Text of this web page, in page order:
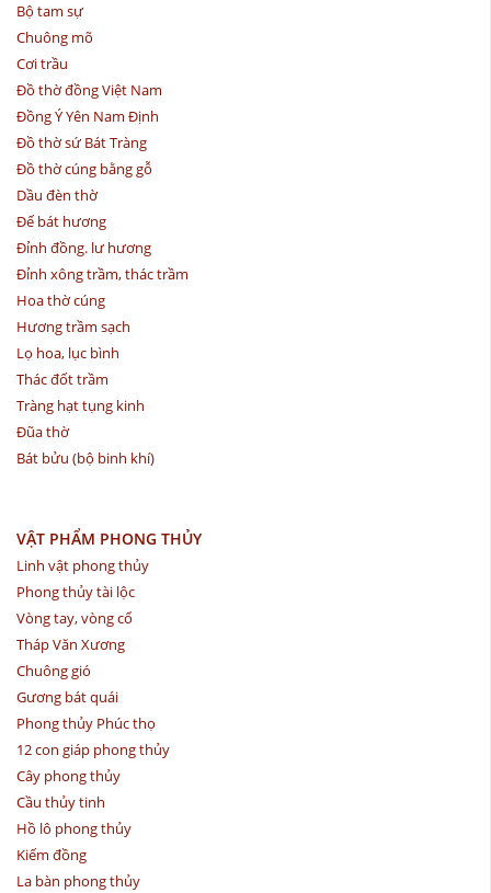
Bộ tam sự
Chuông mõ
Cơi trầu
Đồ thờ đồng Việt Nam
Đồng Ý Yên Nam Định
Đồ thờ sứ Bát Tràng
Đồ thờ cúng bằng gỗ
Dầu đèn thờ
Đế bát hương
Đỉnh đồng. lư hương
Đỉnh xông trầm, thác trầm
Hoa thờ cúng
Hương trầm sạch
Lọ hoa, lục bình
Thác đốt trầm
Tràng hạt tụng kinh
Đũa thờ
Bát bửu (bộ binh khí)
VẬT PHẨM PHONG THỦY
Linh vật phong thủy
Phong thủy tài lộc
Vòng tay, vòng cổ
Tháp Văn Xương
Chuông gió
Gương bát quái
Phong thủy Phúc thọ
12 con giáp phong thủy
Cây phong thủy
Cầu thủy tinh
Hồ lô phong thủy
Kiếm đồng
La bàn phong thủy